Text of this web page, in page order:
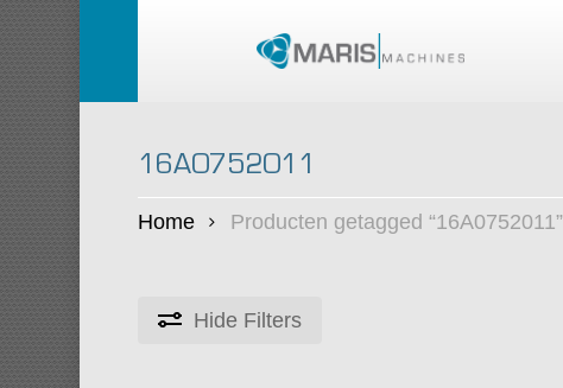
Skip
to
main
content
16A0752011
Home Producten getagged “16A0752011”
Hide Filters